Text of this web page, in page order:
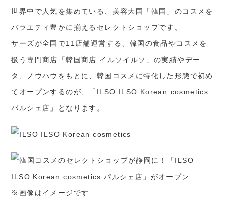
世界中で人気を集めている、美容大国「韓国」のコスメを
バラエティ豊かに揃えるセレクトショップです。
サーズが全国で11店舗運営する、韓国の食品やコスメを
扱う専門商店「韓国商店 イルソイルソ」の実績やデー
タ、ノウハウをもとに、韓国コスメに特化した形態で初め
てオープンするのが、「ILSO ILSO Korean cosmetics
パルシェ店」となります。
※画像はイメージです